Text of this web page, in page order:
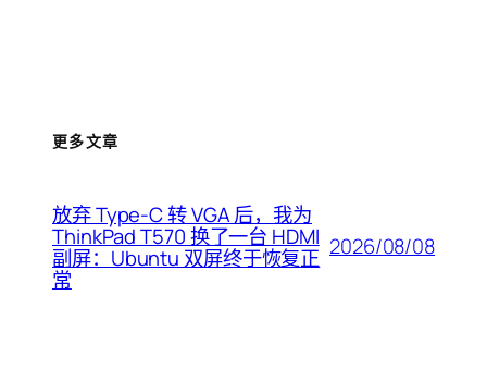
更多文章
放弃 Type-C 转 VGA 后，我为
ThinkPad T570 换了一台 HDMI
副屏：Ubuntu 双屏终于恢复正
常
2026/08/08